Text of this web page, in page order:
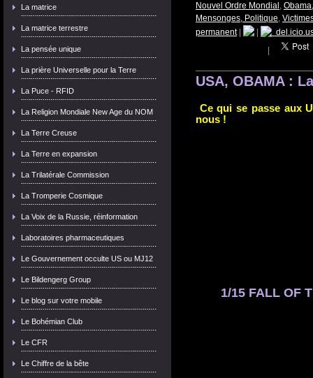
La matrice
La matrice terrestre
La pensée unique
La prière Universelle pour la Terre
La Puce - RFID
La Religion Mondiale New Age du NOM
La Terre Creuse
La Terre en expansion
La Trilatérale Commission
La Tromperie Cosmique
La Voix de la Russie, réinformation
Laboratoires pharmaceutiques
Le Gouvernement occulte US ou MJ12
Le Bildengerg Group
Le blog sur votre mobile
Le Bohémian Club
Le CFR
Le Chiffre de la bête
Nouvel Ordre Mondial ,
Mensonges, Politique,
permanent|
USA, OBAMA :
Ce qui se passe aux
nous !
1/15 FALL OF